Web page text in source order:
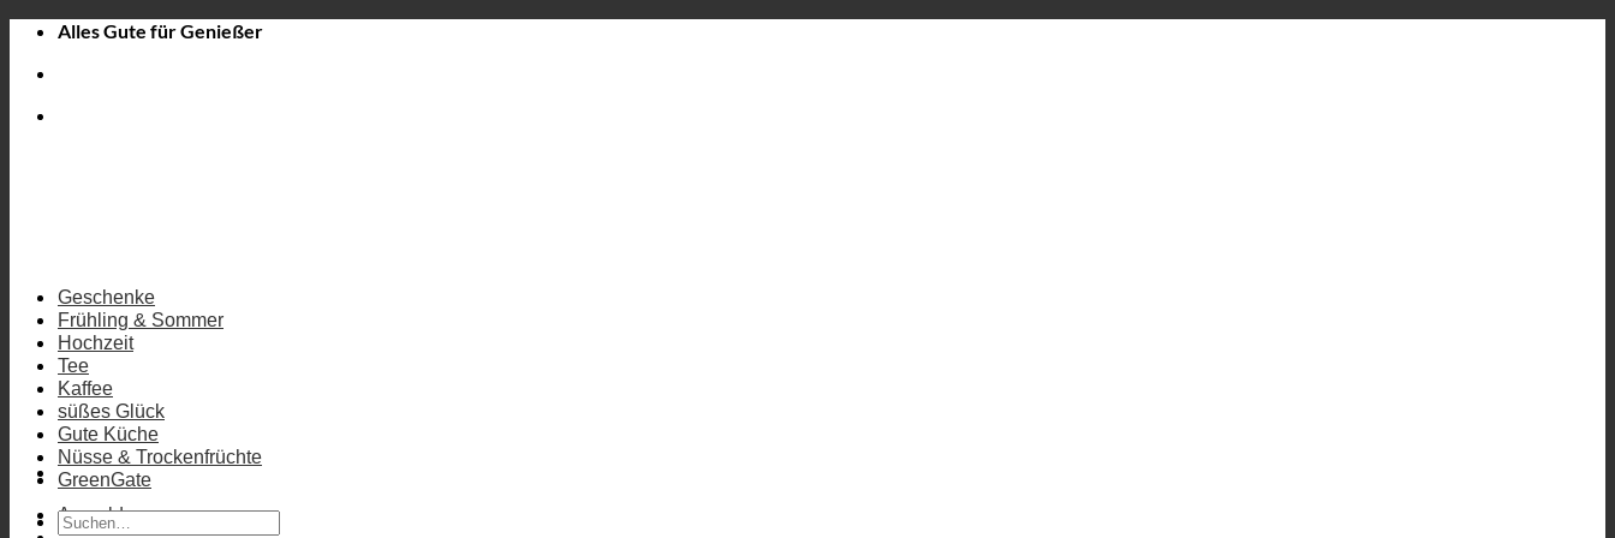
Zum
springen
Alles Gute für Genießer
Anmelden
Geschenke
Frühling & Sommer
Hochzeit
Tee
Kaffee
süßes Glück
Gute Küche
Nüsse & Trockenfrüchte
GreenGate
Suchen